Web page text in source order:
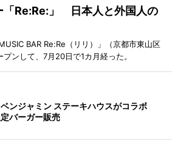
「Re:Re:」 日本人と外国人の
BAR Re:Re（リリ）」（京都市東山区
ンして、7月20日で1カ月経った。
ンジャミン ステーキハウスがコラボ
バーガー販売